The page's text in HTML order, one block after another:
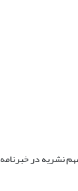
نشریه در خبرنامه